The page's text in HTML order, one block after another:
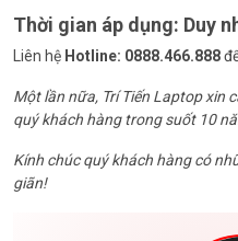
Thời gian áp dụng: Duy
Liên hệ Hotline: 0888.466.888
Một lần nữa, Trí Tiến Laptop xin
quý khách hàng trong suốt 10
Kính chúc quý khách hàng có
giãn!